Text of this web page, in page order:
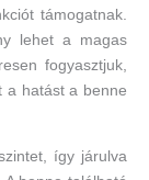
támogatnak.
lehet a magas
fogyasztjuk,
a hatást a benne
így járulva